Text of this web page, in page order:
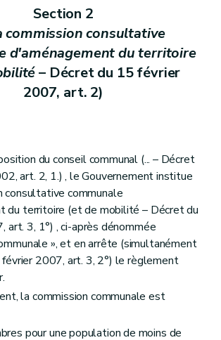
203
204
4 Du retrait des mesures de protection
205
5 Des effets des mesures de protection
206
207
208
210
II
Des mesures de prévention et de restauration
première Des dispositions générales
211
2 De la prévention
section première De la fiche d'état sanitaire
212
section 2 De l'étude préalable
213
section 3
214
3 De la restauration
215
216
Section 2
commission consultative
d'aménagement du territoire
– Décret du 15 février
2007, art. 2)
du conseil communal (... – Décret
art. 2, 1.) , le Gouvernement institue
consultative communale
du territoire (et de mobilité – Décret du
art. 3, 1°) , ci-après dénommée
», et en arrête (simultanément
2007, art. 3, 2°) le règlement
la commission communale est
pour une population de moins de